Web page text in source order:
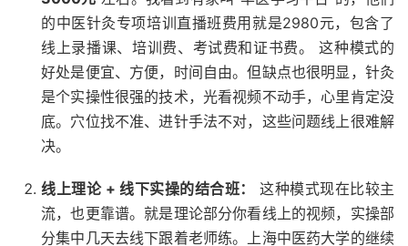
的中医针灸专项培训直播班费用就是2980元，包含了
线上录播课、培训费、考试费和证书费。 这种模式的
好处是便宜、方便，时间自由。但缺点也很明显，针灸
是个实操性很强的技术，光看视频不动手，心里肯定没
底。穴位找不准、进针手法不对，这些问题线上很难解
决。
线上理论 + 线下实操的结合班：
这种模式现在比较主
流，也更靠谱。就是理论部分你看线上的视频，实操部
分集中几天去线下跟着老师练。上海中医药大学的继续